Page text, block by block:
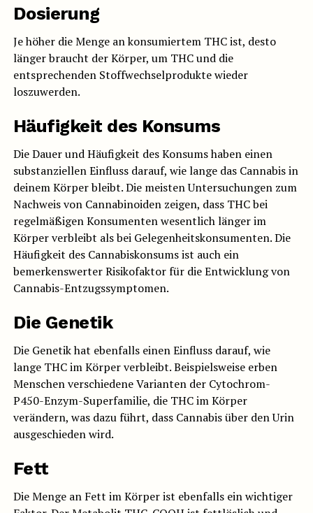
Dosierung
Je höher die Menge an konsumiertem THC ist, desto
länger braucht der Körper, um THC und die
entsprechenden Stoffwechselprodukte wieder
loszuwerden.
Häufigkeit des Konsums
Die Dauer und Häufigkeit des Konsums haben einen
substanziellen Einfluss darauf, wie lange das Cannabis in
deinem Körper bleibt. Die meisten Untersuchungen zum
Nachweis von Cannabinoiden zeigen, dass THC bei
regelmäßigen Konsumenten wesentlich länger im
Körper verbleibt als bei Gelegenheitskonsumenten. Die
Häufigkeit des Cannabiskonsums ist auch ein
bemerkenswerter Risikofaktor für die Entwicklung von
Cannabis-Entzugssymptomen.
Die Genetik
Die Genetik hat ebenfalls einen Einfluss darauf, wie
lange THC im Körper verbleibt. Beispielsweise erben
Menschen verschiedene Varianten der Cytochrom-
P450-Enzym-Superfamilie, die THC im Körper
verändern, was dazu führt, dass Cannabis über den Urin
ausgeschieden wird.
Fett
Die Menge an Fett im Körper ist ebenfalls ein wichtiger